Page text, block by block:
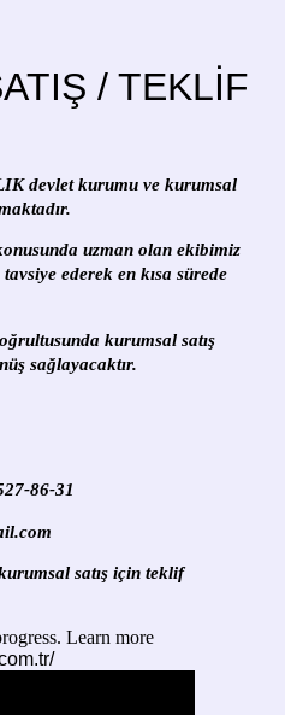
/ TEKLİF
devlet kurumu ve kurumsal
uzman olan ekibimiz
ederek en kısa sürede
kurumsal satış
sağlayacaktır.
86-31
satış için teklif
Learn more